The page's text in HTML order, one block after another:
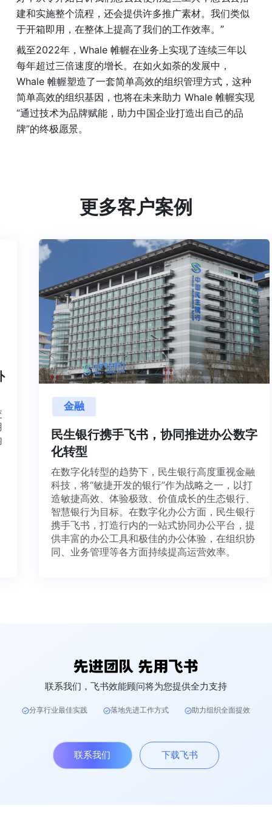
建和实施整个流程，还会提供许多推广素材。我们类似
于开箱即用，在整体上提高了我们的工作效率。”
截至2022年，Whale 帷幄在业务上实现了连续三年以
每年超过三倍速度的增长。在如火如荼的发展中，
Whale 帷幄塑造了一套简单高效的组织管理方式，这种
简单高效的组织基因，也将在未来助力 Whale 帷幄实现
“通过技术为品牌赋能，助力中国企业打造出自己的品
牌”的终极愿景。
更多客户案例
交
用
内
金融
民生银行携手飞书，协同推进办公数
化转型
在数字化转型的趋势下，民生银行高度重视金融
科技，将“敏捷开发的银行”作为战略之一，以打
造敏捷高效、体验极致、价值成长的生态银行、
智慧银行为目标。在数字化办公方面，民生银行
携手飞书，打造行内的一站式协同办公平台，提
供丰富的办公工具和极佳的办公体验，在组织协
同、业务管理等各方面持续提高运营效率。
联系我们，飞书效能顾问将为您提供全力支持
分享行业最佳实践 落地先进工作方式 助力组织全面提效
联系我们 下载飞书